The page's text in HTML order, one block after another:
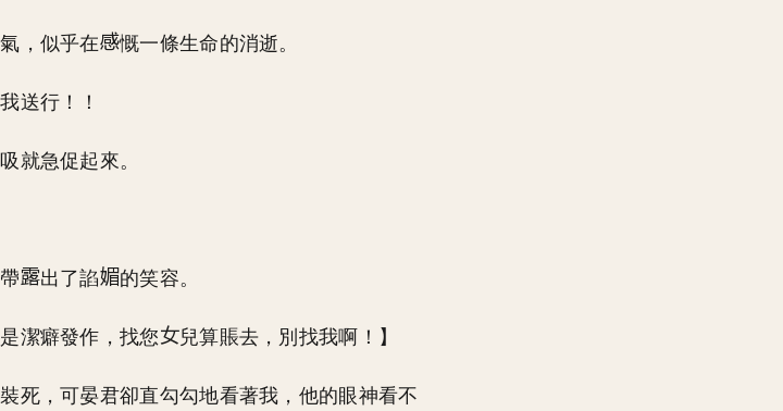
，似乎在 慨一條生命的消逝。
送行！！
就急促起來。
出了諂 的笑容。
潔癖發作，找您 兒算賬去，別找我啊！】
死，可晏君卻直勾勾地看著我，他的眼神看不